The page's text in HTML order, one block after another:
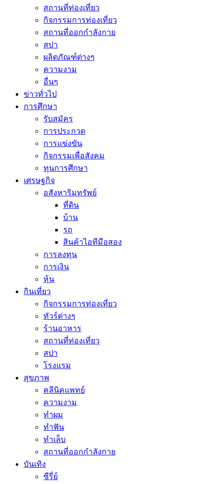
สถานที่ท่องเที่ยว
กิจกรรมการท่องเที่ยว
สถานที่ออกกำลังกาย
สปา
ผลิตภัณฑ์ต่างๆ
ความงาม
อื่นๆ
ข่าวทั่วไป
การศึกษา
รับสมัคร
การประกวด
การแข่งขัน
กิจกรรมเพื่อสังคม
ทุนการศึกษา
เศรษฐกิจ
อสังหาริมทรัพย์
ที่ดิน
บ้าน
รถ
สินค้าไอทีมือสอง
การลงทุน
การเงิน
หุ้น
กินเที่ยว
กิจกรรมการท่องเที่ยว
ทัวร์ต่างๆ
ร้านอาหาร
สถานที่ท่องเที่ยว
สปา
โรงแรม
สุขภาพ
คลีนิคแพทย์
ความงาม
ทำผม
ทำฟัน
ทำเล็บ
สถานที่ออกกำลังกาย
บันเทิง
ซีรี่ย์